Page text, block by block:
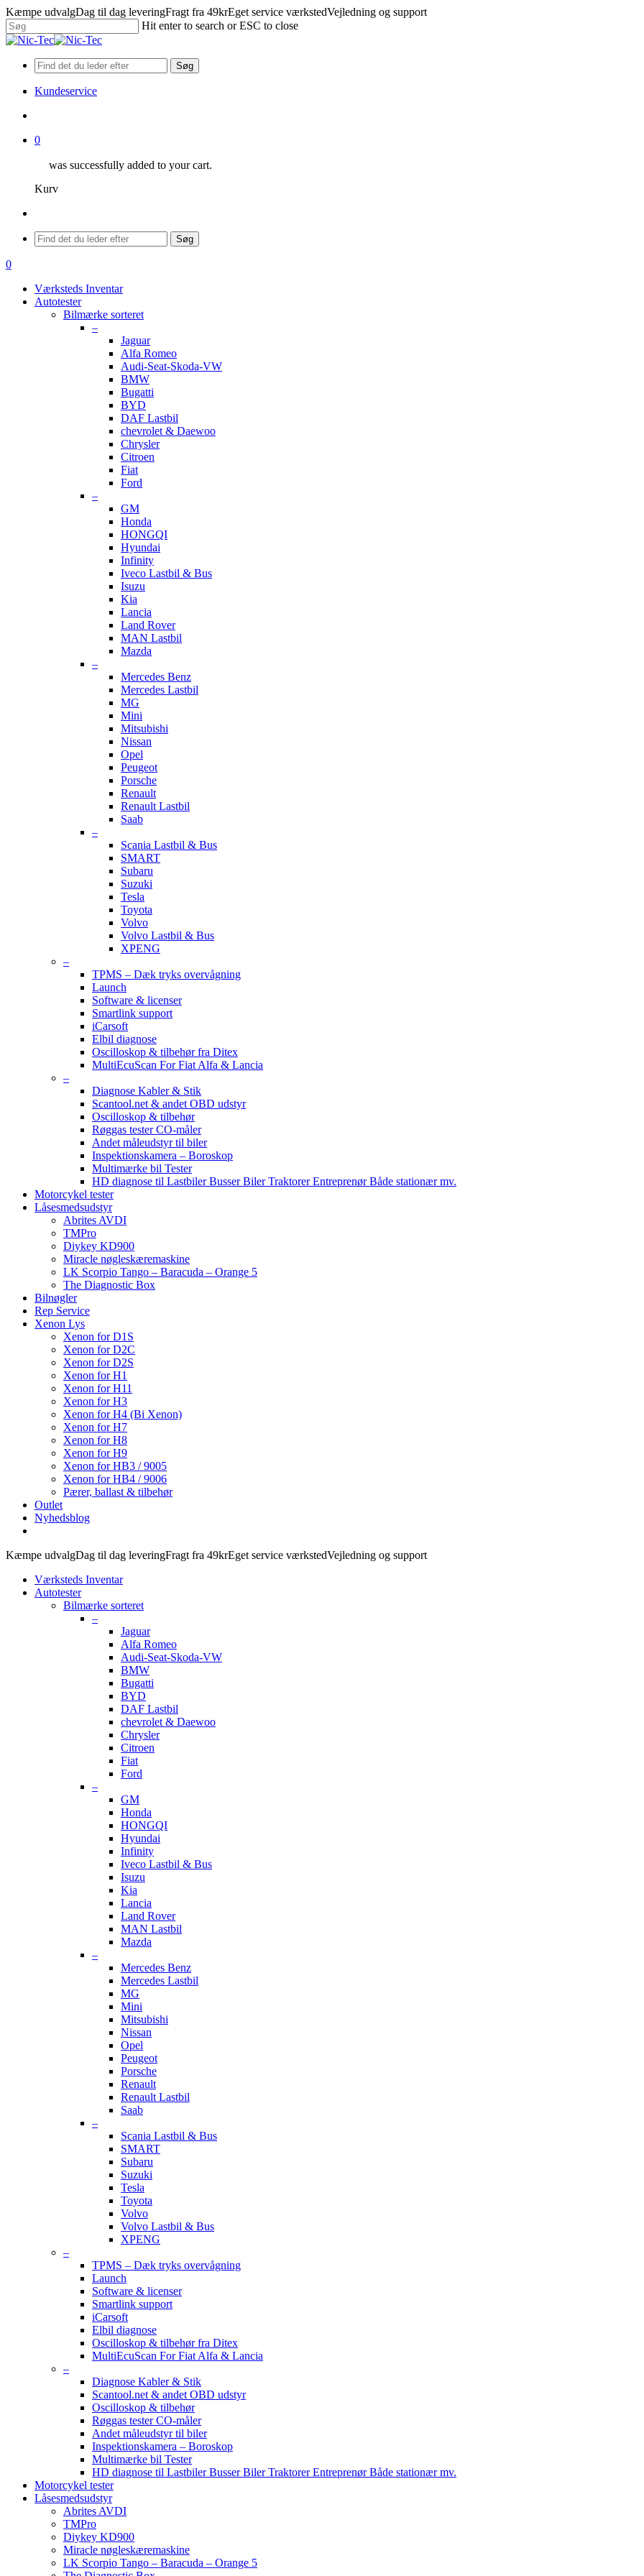
Skip
to
main
Kæmpe udvalgDag til dag leveringFragt fra 49krEget service værkstedVejledning og support
Hit enter to search or ESC to close
Close
Søg
Kundeservice
0
was successfully added to your cart.
Kurv
Menu
Søg
search
0
Værksteds Inventar
Autotester
Bilmærke sorteret
–
Jaguar
Alfa Romeo
Audi-Seat-Skoda-VW
BMW
Bugatti
BYD
DAF Lastbil
chevrolet & Daewoo
Chrysler
Citroen
Fiat
Ford
–
GM
Honda
HONGQI
Hyundai
Infinity
Iveco Lastbil & Bus
Isuzu
Kia
Lancia
Land Rover
MAN Lastbil
Mazda
–
Mercedes Benz
Mercedes Lastbil
MG
Mini
Mitsubishi
Nissan
Opel
Peugeot
Porsche
Renault
Renault Lastbil
Saab
–
Scania Lastbil & Bus
SMART
Subaru
Suzuki
Tesla
Toyota
Volvo
Volvo Lastbil & Bus
XPENG
–
TPMS – Dæk tryks overvågning
Launch
Software & licenser
Smartlink support
iCarsoft
Elbil diagnose
Oscilloskop & tilbehør fra Ditex
MultiEcuScan For Fiat Alfa & Lancia
–
Diagnose Kabler & Stik
Scantool.net & andet OBD udstyr
Oscilloskop & tilbehør
Røggas tester CO-måler
Andet måleudstyr til biler
Inspektionskamera – Boroskop
Multimærke bil Tester
HD diagnose til Lastbiler Busser Biler Traktorer Entreprenør Både stationær mv.
Motorcykel tester
Låsesmedsudstyr
Abrites AVDI
TMPro
Diykey KD900
Miracle nøgleskæremaskine
LK Scorpio Tango – Baracuda – Orange 5
The Diagnostic Box
Bilnøgler
Rep Service
Xenon Lys
Xenon for D1S
Xenon for D2C
Xenon for D2S
Xenon for H1
Xenon for H11
Xenon for H3
Xenon for H4 (Bi Xenon)
Xenon for H7
Xenon for H8
Xenon for H9
Xenon for HB3 / 9005
Xenon for HB4 / 9006
Pærer, ballast & tilbehør
Outlet
Nyhedsblog
Kæmpe udvalgDag til dag leveringFragt fra 49krEget service værkstedVejledning og support
Værksteds Inventar
Autotester
Bilmærke sorteret
–
Jaguar
Alfa Romeo
Audi-Seat-Skoda-VW
BMW
Bugatti
BYD
DAF Lastbil
chevrolet & Daewoo
Chrysler
Citroen
Fiat
Ford
–
GM
Honda
HONGQI
Hyundai
Infinity
Iveco Lastbil & Bus
Isuzu
Kia
Lancia
Land Rover
MAN Lastbil
Mazda
–
Mercedes Benz
Mercedes Lastbil
MG
Mini
Mitsubishi
Nissan
Opel
Peugeot
Porsche
Renault
Renault Lastbil
Saab
–
Scania Lastbil & Bus
SMART
Subaru
Suzuki
Tesla
Toyota
Volvo
Volvo Lastbil & Bus
XPENG
–
TPMS – Dæk tryks overvågning
Launch
Software & licenser
Smartlink support
iCarsoft
Elbil diagnose
Oscilloskop & tilbehør fra Ditex
MultiEcuScan For Fiat Alfa & Lancia
–
Diagnose Kabler & Stik
Scantool.net & andet OBD udstyr
Oscilloskop & tilbehør
Røggas tester CO-måler
Andet måleudstyr til biler
Inspektionskamera – Boroskop
Multimærke bil Tester
HD diagnose til Lastbiler Busser Biler Traktorer Entreprenør Både stationær mv.
Motorcykel tester
Låsesmedsudstyr
Abrites AVDI
TMPro
Diykey KD900
Miracle nøgleskæremaskine
LK Scorpio Tango – Baracuda – Orange 5